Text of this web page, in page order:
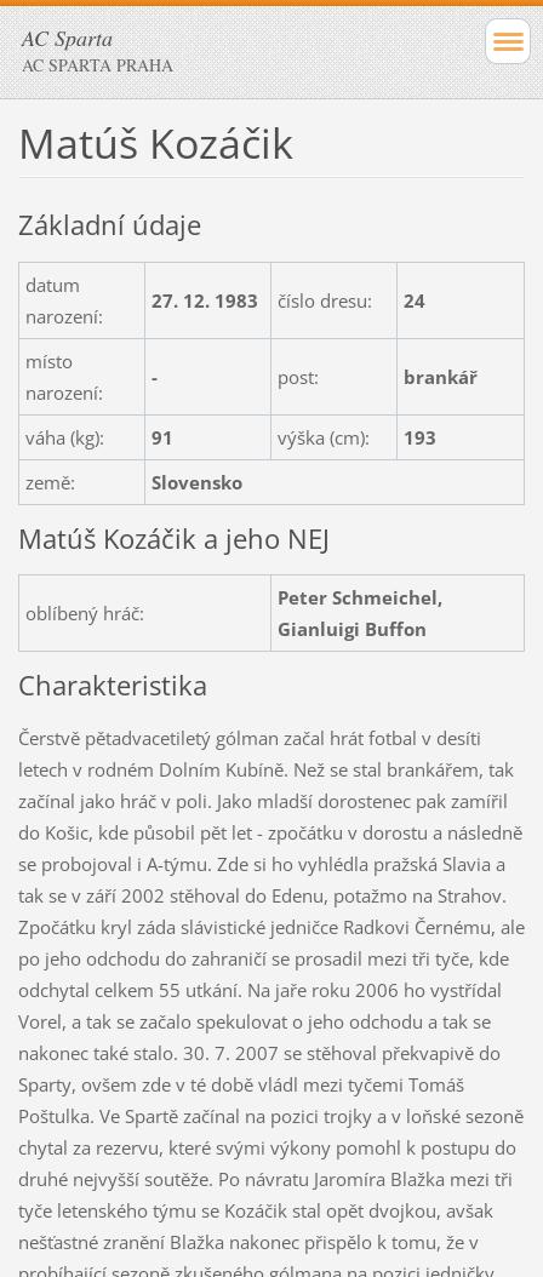
AC Sparta
AC SPARTA PRAHA
Matúš Kozáčik
Základní údaje
datum
narození:
27. 12. 1983 číslo dresu: 24
místo
narození:
- post: brankář
váha (kg): 91 výška (cm):
193
země:
Slovensko
Matúš Kozáčik a jeho NEJ
oblíbený hráč:
Peter Schmeichel,
Gianluigi Buffon
Charakteristika
Čerstvě pětadvacetiletý gólman začal hrát fotbal v desíti
letech v rodném Dolním Kubíně. Než se stal brankářem, tak
začínal jako hráč v poli. Jako mladší dorostenec pak zamířil
do Košic, kde působil pět let - zpočátku v dorostu a následně
se probojoval i A-týmu. Zde si ho vyhlédla pražská Slavia a
tak se v září 2002 stěhoval do Edenu, potažmo na Strahov.
Zpočátku kryl záda slávistické jedničce Radkovi Černému, ale
po jeho odchodu do zahraničí se prosadil mezi tři tyče, kde
odchytal celkem 55 utkání. Na jaře roku 2006 ho vystřídal
Vorel, a tak se začalo spekulovat o jeho odchodu a tak se
nakonec také stalo. 30. 7. 2007 se stěhoval překvapivě do
Sparty, ovšem zde v té době vládl mezi tyčemi Tomáš
Poštulka. Ve Spartě začínal na pozici trojky a v loňské sezoně
chytal za rezervu, které svými výkony pomohl k postupu do
druhé nejvyšší soutěže. Po návratu Jaromíra Blažka mezi tři
tyče letenského týmu se Kozáčik stal opět dvojkou, avšak
nešťastné zranění Blažka nakonec přispělo k tomu, že v